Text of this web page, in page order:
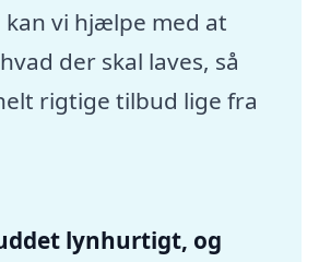
kan vi hjælpe med at
der skal laves, så
rigtige tilbud lige fra
lynhurtigt, og